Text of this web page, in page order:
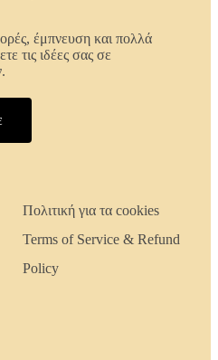
έμπνευση και πολλά
τις ιδέες σας σε
Πολιτική για τα cookies
Terms of Service & Refund
Policy